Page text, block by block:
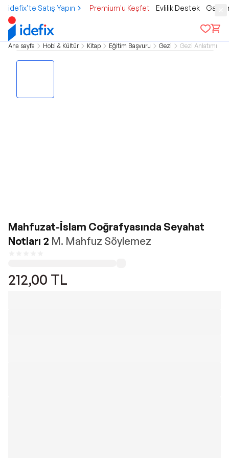
idefix’te Satış Yapın Premium'u Keşfet Evlilik Destek
Ana sayfa Hobi & Kültür Kitap Eğitim Başvuru Gezi Gezi Anlatımı
Mahfuzat-İslam Coğrafyasında Seyahat
Notları 2 M. Mahfuz Söylemez
212,00 TL